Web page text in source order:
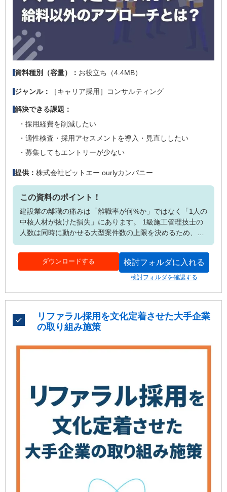
資料種別（容量）： お役立ち（4.4MB）
ジャンル： ［キャリア採用］コンサルティング
解決できる課題：
採用経費を削減したい
適性検査・採用アセスメントを導入・見直ししたい
募集してもエントリーが少ない
提供： 株式会社ビットエー ourlyカンパニー
この資料のポイント！
建設業の離職の痛みは「離職率が何%か」ではなく「1人の
中核人材が抜けた損失」にあります。 1級施工管理技士の
人数は同時に動かせる大型案件数の上限を決めるため、所
り手市場、給与で大手ゼネコンに勝つのも構造的に困難で
外に定着を生む「Link（つながり）・Fit（適合）」という
ダウンロードする 検討フォルダに入れる
検討フォルダを確認する
リファラル採用を文化定着させた大手企業
の取り組み施策